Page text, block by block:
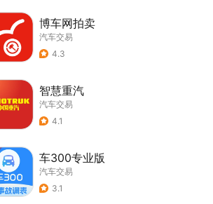
博车网拍卖
汽车交易
4.3
智慧重汽
汽车交易
4.1
车300专业版
汽车交易
3.1